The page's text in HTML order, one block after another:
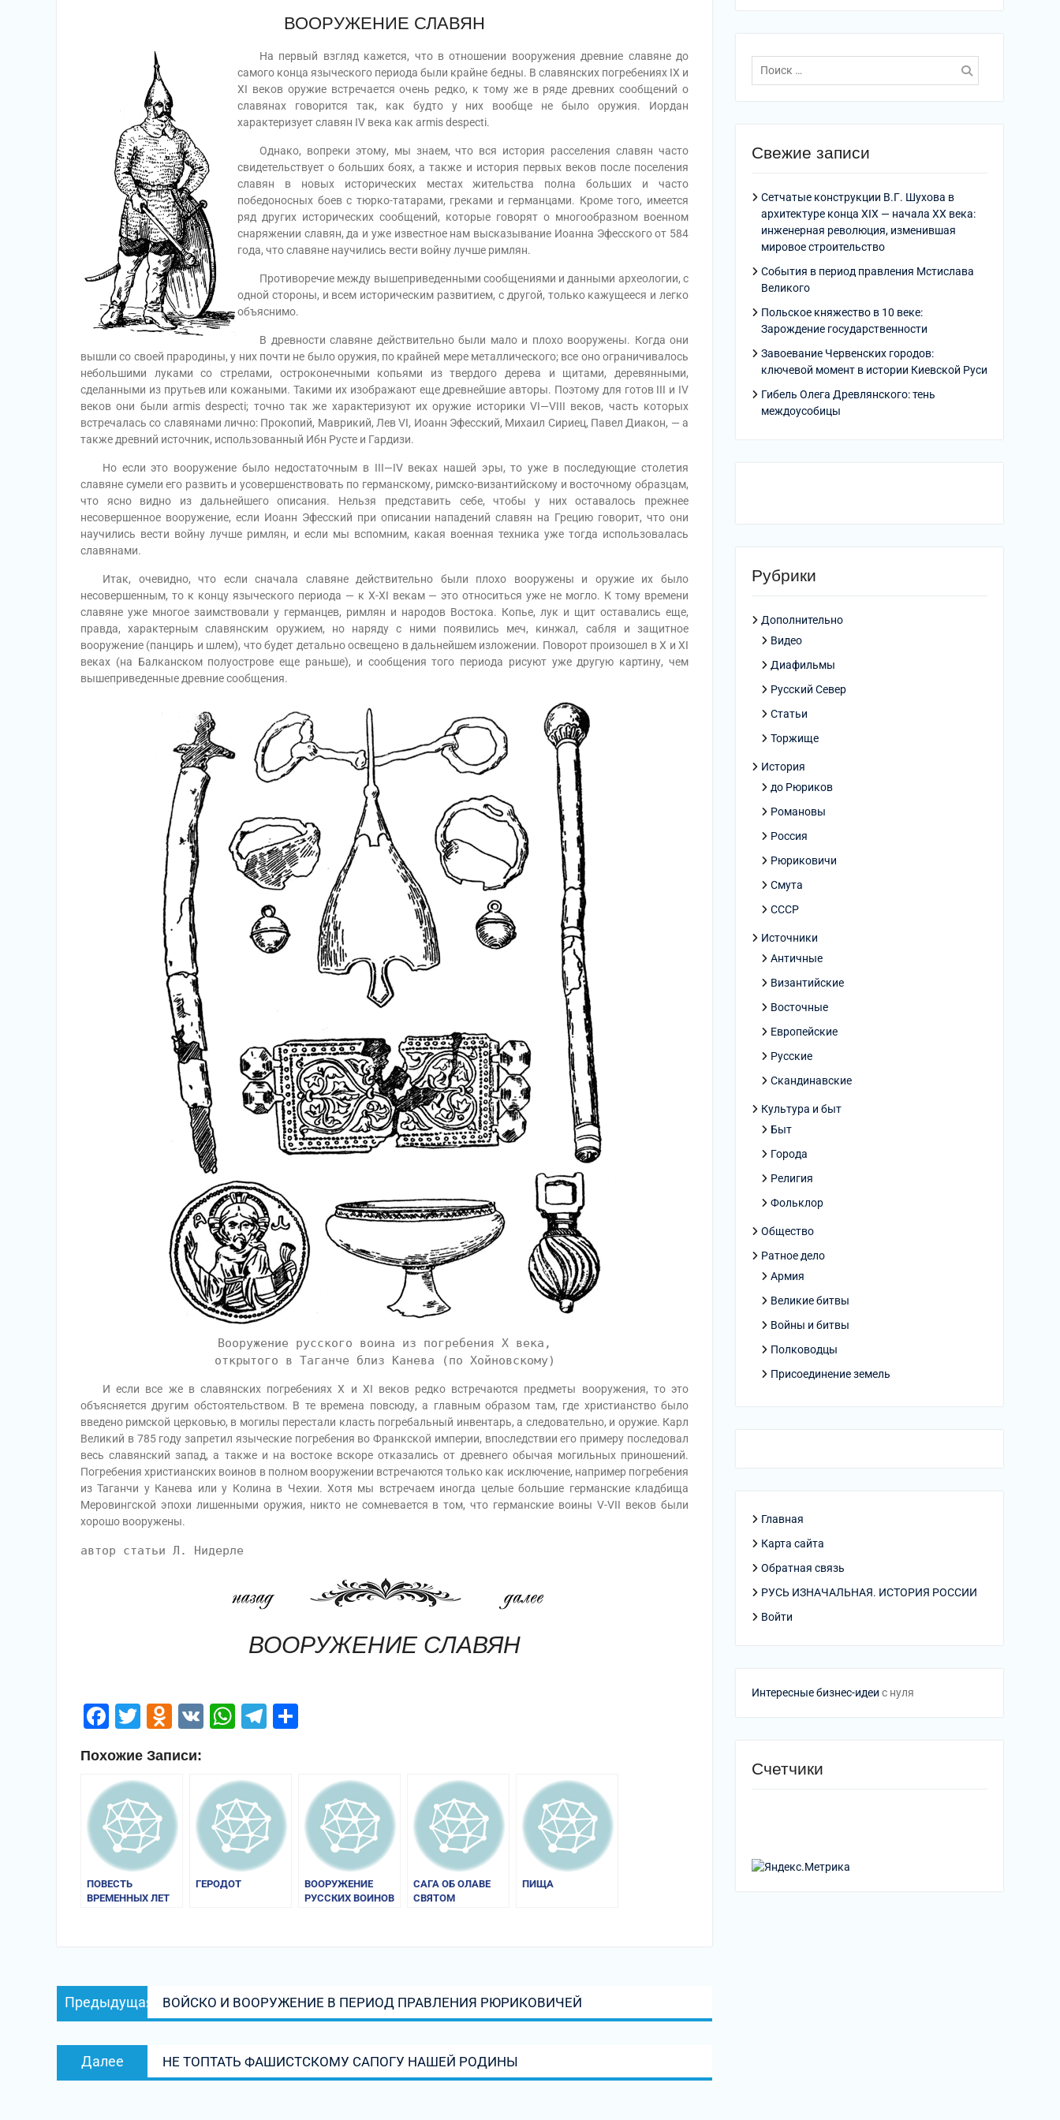
ВООРУЖЕНИЕ СЛАВЯН
На первый взгляд кажется, что в отношении вооружения древние славяне до
самого конца языческого периода были крайне бедны. В славянских погребениях IX и
XI веков оружие встречается очень редко, к тому же в ряде древних сообщений о
славянах говорится так, как будто у них вообще не было оружия. Иордан
характеризует славян IV века как armis despecti.
Однако, вопреки этому, мы знаем, что вся история расселения славян часто
свидетельствует о больших боях, а также и история первых веков после поселения
славян в новых исторических местах жительства полна больших и часто
победоносных боев с тюрко-татарами, греками и германцами. Кроме того, имеется
ряд других исторических сообщений, которые говорят о многообразном военном
снаряжении славян, да и уже известное нам высказывание Иоанна Эфесского от 584
года, что славяне научились вести войну лучше римлян.
Противоречие между вышеприведенными сообщениями и данными археологии, с
одной стороны, и всем историческим развитием, с другой, только кажущееся и легко
объяснимо.
В древности славяне действительно были мало и плохо вооружены. Когда они
вышли со своей прародины, у них почти не было оружия, по крайней мере металлического; все оно ограничивалось
небольшими луками со стрелами, остроконечными копьями из твердого дерева и щитами, деревянными,
сделанными из прутьев или кожаными. Такими их изображают еще древнейшие авторы. Поэтому для готов III и IV
веков они были armis despecti; точно так же характеризуют их оружие историки VI—VIII веков, часть которых
встречалась со славянами лично: Прокопий, Маврикий, Лев VI, Иоанн Эфесский, Михаил Сириец, Павел Диакон, — а
также древний источник, использованный Ибн Русте и Гардизи.
Но если это вооружение было недостаточным в III—IV веках нашей эры, то уже в последующие столетия
славяне сумели его развить и усовершенствовать по германскому, римско-византийскому и восточному образцам,
что ясно видно из дальнейшего описания. Нельзя представить себе, чтобы у них оставалось прежнее
несовершенное вооружение, если Иоанн Эфесский при описании нападений славян на Грецию говорит, что они
научились вести войну лучше римлян, и если мы вспомним, какая военная техника уже тогда использовалась
славянами.
Итак, очевидно, что если сначала славяне действительно были плохо вооружены и оружие их было
несовершенным, то к концу языческого периода — к Х-ХІ векам — это относиться уже не могло. К тому времени
славяне уже многое заимствовали у германцев, римлян и народов Востока. Копье, лук и щит оставались еще,
правда, характерным славянским оружием, но наряду с ними появились меч, кинжал, сабля и защитное
вооружение (панцирь и шлем), что будет детально освещено в дальнейшем изложении. Поворот произошел в X и XI
веках (на Балканском полуострове еще раньше), и сообщения того периода рисуют уже другую картину, чем
вышеприведенные древние сообщения.
Вооружение русского воина из погребения X века,
открытого в Таганче близ Канева (по Хойновскому)
И если все же в славянских погребениях X и XI веков редко встречаются предметы вооружения, то это
объясняется другим обстоятельством. В те времена повсюду, а главным образом там, где христианство было
введено римской церковью, в могилы перестали класть погребальный инвентарь, а следовательно, и оружие. Карл
Великий в 785 году запретил языческие погребения во Франкской империи, впоследствии его примеру последовал
весь славянский запад, а также и на востоке вскоре отказались от древнего обычая могильных приношений.
Погребения христианских воинов в полном вооружении встречаются только как исключение, например погребения
из Таганчи у Канева или у Колина в Чехии. Хотя мы встречаем иногда целые большие германские кладбища
Меровингской эпохи лишенными оружия, никто не сомневается в том, что германские воины V-VII веков были
хорошо вооружены.
автор статьи Л. Нидерле
ВООРУЖЕНИЕ СЛАВЯН
Facebook
Twitter
Odnoklassniki
VK WhatsApp
Telegram
Похожие Записи:
ПОВЕСТЬ
ВРЕМЕННЫХ ЛЕТ
ГЕРОДОТ
ВООРУЖЕНИЕ
РУССКИХ ВОИНОВ
САГА ОБ ОЛАВЕ
СВЯТОМ
ПИЩА
Навигация
по
Предыдущая
Предыдущая
запись:
ВОЙСКО И ВООРУЖЕНИЕ В ПЕРИОД ПРАВЛЕНИЯ РЮРИКОВИЧЕЙ
Далее
запись:
НЕ ТОПТАТЬ ФАШИСТСКОМУ САПОГУ НАШЕЙ РОДИНЫ
Поиск
по:
Свежие записи
Сетчатые конструкции В.Г. Шухова в
архитектуре конца XIX — начала XX века:
инженерная революция, изменившая
мировое строительство
События в период правления Мстислава
Великого
Польское княжество в 10 веке:
Зарождение государственности
Завоевание Червенских городов:
ключевой момент в истории Киевской Руси
Гибель Олега Древлянского: тень
междоусобицы
Рубрики
Дополнительно
Видео
Диафильмы
Русский Север
Статьи
Торжище
История
до Рюриков
Романовы
Россия
Рюриковичи
Смута
СССР
Источники
Античные
Византийские
Восточные
Европейские
Русские
Скандинавские
Культура и быт
Быт
Города
Религия
Фольклор
Общество
Ратное дело
Армия
Великие битвы
Войны и битвы
Полководцы
Присоединение земель
Главная
Карта сайта
Обратная связь
РУСЬ ИЗНАЧАЛЬНАЯ. ИСТОРИЯ РОССИИ
Войти
Интересные бизнес-идеи с нуля
Счетчики